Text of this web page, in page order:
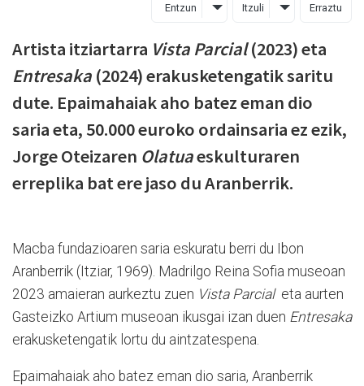
Entzun Itzuli Erraztu
Artista itziartarra Vista Parcial(2023) eta
Entresaka (2024) erakusketengatik saritu
dute. Epaimahaiak aho batez eman dio
saria eta, 50.000 euroko ordainsaria ez ezik,
Jorge Oteizaren Olatuaeskulturaren
erreplika bat ere jaso du Aranberrik.
Macba fundazioaren saria eskuratu berri du Ibon
Aranberrik (Itziar, 1969). Madrilgo Reina Sofia museoan
2023 amaieran aurkeztu zuen Vista Parcialeta aurten
Gasteizko Artium museoan ikusgai izan duen Entresaka
erakusketengatik lortu du aintzatespena.
Epaimahaiak aho batez eman dio saria, Aranberrik